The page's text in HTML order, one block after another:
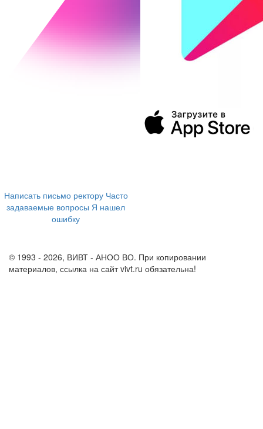
Написать письмо ректору Часто
задаваемые вопросы Я нашел
ошибку
© 1993 - 2026, ВИВТ - АНОО ВО. При копировании
материалов, ссылка на сайт vivt.ru обязательна!